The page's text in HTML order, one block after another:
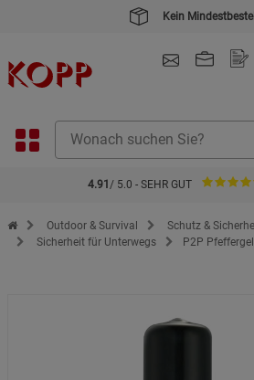
Kein
4.91 / 5.0 - SEHR GUT
Zur Startseite des Kopp Verlag Online-Shop
Outdoor & Survival
Schutz &
Sicherheit für Unterwegs
P2P